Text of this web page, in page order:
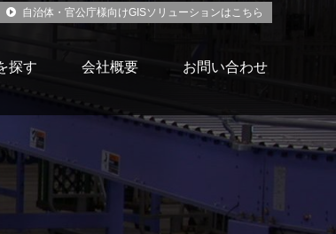
自治体・官公庁様向けGISソリューションはこちら
探す 会社概要 お問い合わせ